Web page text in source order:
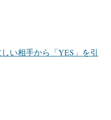
い相手から「YES」を引